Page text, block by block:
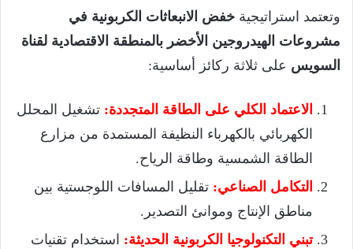
وتعتمد استراتيجية خفض الانبعاثات الكربونية في
مشروعات الهيدروجين الأخضر بالمنطقة الاقتصادية لقناة
السويس على ثلاثة ركائز أساسية:
الاعتماد الكلي على الطاقة المتجددة: تشغيل المحلل
الكهربائي بالكهرباء النظيفة المستمدة من مزارع
الطاقة الشمسية وطاقة الرياح.
التكامل الصناعي: تقليل المسافات اللوجستية بين
مناطق الإنتاج وموانئ التصدير.
تبني التكنولوجيا الكربونية الحديثة: استخدام تقنيات